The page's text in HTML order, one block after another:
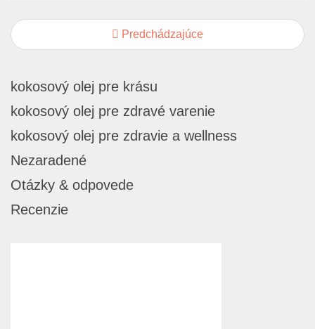
Predchádzajúce
kokosový olej pre krásu
kokosový olej pre zdravé varenie
kokosový olej pre zdravie a wellness
Nezaradené
Otázky & odpovede
Recenzie